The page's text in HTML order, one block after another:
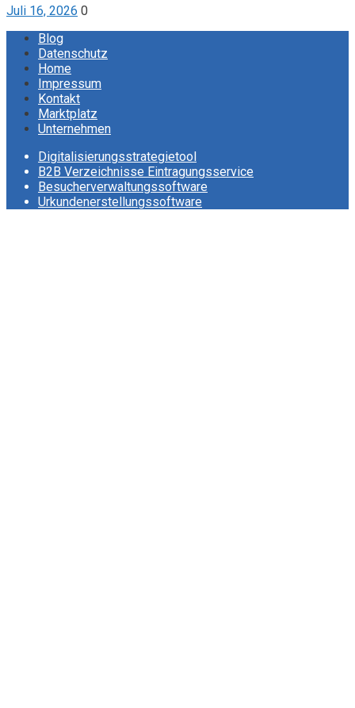
Juli 16, 2026 0
Blog
Datenschutz
Home
Impressum
Kontakt
Marktplatz
Unternehmen
Digitalisierungsstrategietool
B2B Verzeichnisse Eintragungsservice
Besucherverwaltungssoftware
Urkundenerstellungssoftware